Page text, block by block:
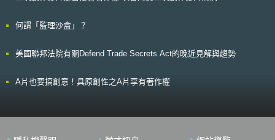
助範疇。 第四，關於聯邦公部門機關之能源效率(Federal Agency
Conservation Act)，討論將在聯邦公部門建築導入資通訊科技(ICT)，推動
能源效率及節約。 本草案就公部門及私部門能源效率之提升皆有著
利通過，勢必對於既有能源法制產生一定之變革，相關趨勢當值留意之。
何謂「監理沙盒」？
美國聯邦法院有關Defend Trade Secrets Act的晚近見解與趨勢
A片也要搞創意！具原創性之A片享有著作權